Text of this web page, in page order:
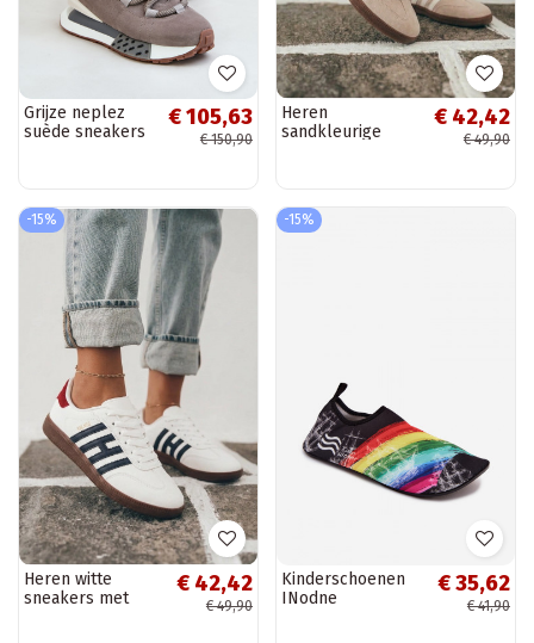
Grijze neplez
suède sneakers
€ 105,63
€ 150,90
Heren
sandkleurige
€ 42,42
€ 49,90
-15%
Heren witte
sneakers met
€ 42,42
€ 49,90
-15%
Kinderschoenen
INodne
€ 35,62
€ 41,90